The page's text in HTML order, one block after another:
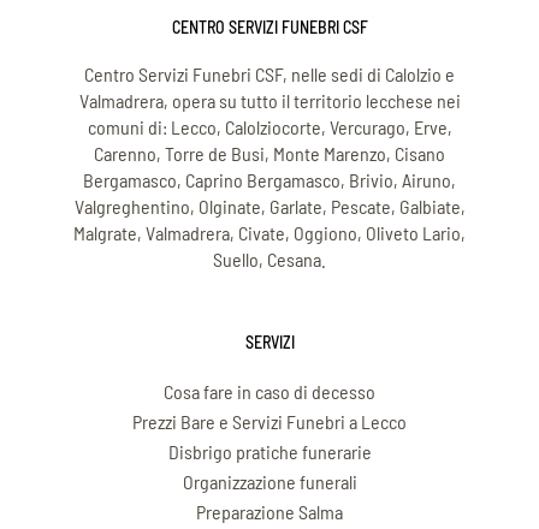
CENTRO SERVIZI FUNEBRI CSF
Centro Servizi Funebri CSF, nelle sedi di Calolzio e
Valmadrera, opera su tutto il territorio lecchese nei
comuni di: Lecco, Calolziocorte, Vercurago, Erve,
Carenno, Torre de Busi, Monte Marenzo, Cisano
Bergamasco, Caprino Bergamasco, Brivio, Airuno,
Valgreghentino, Olginate, Garlate, Pescate, Galbiate,
Malgrate, Valmadrera, Civate, Oggiono, Oliveto Lario,
Suello, Cesana.
SERVIZI
Cosa fare in caso di decesso
Prezzi Bare e Servizi Funebri a Lecco
Disbrigo pratiche funerarie
Organizzazione funerali
Preparazione Salma